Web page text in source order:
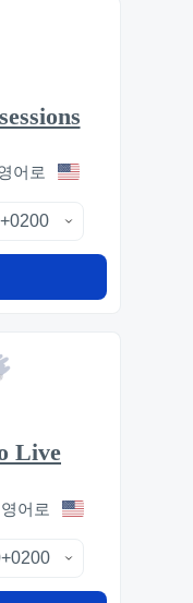
어로
Live
영어로